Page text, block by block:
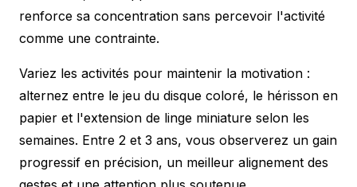
renforce sa concentration sans percevoir l'activité
comme une contrainte.
Variez les activités pour maintenir la motivation :
alternez entre le jeu du disque coloré, le hérisson en
papier et l'extension de linge miniature selon les
semaines. Entre 2 et 3 ans, vous observerez un gain
progressif en précision, un meilleur alignement des